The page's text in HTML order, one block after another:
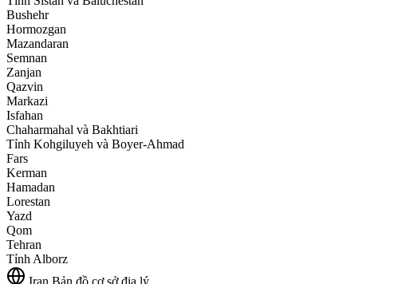
Bushehr
Hormozgan
Mazandaran
Semnan
Zanjan
Qazvin
Markazi
Isfahan
Chaharmahal và Bakhtiari
Tỉnh Kohgiluyeh và Boyer-Ahmad
Fars
Kerman
Hamadan
Lorestan
Yazd
Qom
Tehran
Tỉnh Alborz